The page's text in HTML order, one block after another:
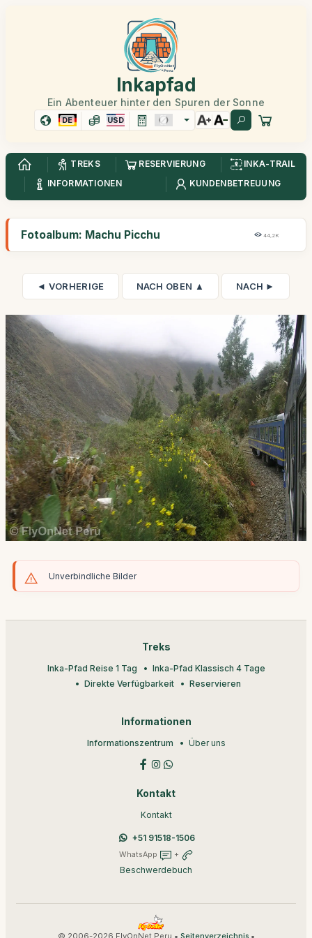
Inkapfad
Ein Abenteuer hinter den Spuren der Sonne
DE USD
TREKS RESERVIERUNG
INKA-TRAIL
INFORMATIONEN
KUNDENBETREUUNG
Fotoalbum: Machu Picchu 44,2K
◄ VORHERIGE NACH OBEN ▲ NACH ►
Unverbindliche Bilder
Treks
Inka-Pfad Reise 1 Tag
Inka-Pfad Klassisch 4 Tage
Direkte Verfügbarkeit
Reservieren
Informationen
Informationszentrum Über uns
Kontakt
Kontakt
+51 91518-1506
WhatsApp +
Beschwerdebuch
© 2006-2026 FlyOnNet Peru • •